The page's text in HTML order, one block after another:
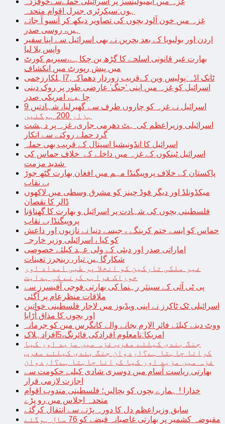
ہوں:سیکرٹری جنرل اقوام متحدہ
غزہ میں خون آلود بچوں کی تصاویر دیکھ کر آنسو آ جاتے
ہیں، روسی صدر
اردن اور بولیویا کے بعد بحرین نے بھی اسرائیل سے اپنا سفیر
واپس بلا لیا
بھارت غیر قانونی اسلحے کا گڑھ بن چکاہے،سپریم کورٹ
میں پیش رپورٹ میں انکشاف
ٹانک اڈہ:پولیس وین کےقریب زوردار دھماکہ,7اہلکارزخمی
اسرائیل کو غزہ میں اپنی ‘جنگ’ عارضی طور پر روک دینی
چاہیے، امریکی صدر
اسرائیل نے غزہ کو چاروں طرف سے گھیرلیا، شہادتیں 9
ہزار 200 ہوگئیں
اسرائیلی وزیراعظم کی ہٹ دھرمی جاری، غزہ پر دہشت
گرد حملے روکنے سے انکار
اسرائیل کا انڈونیشیا اسپتال کے قریب بھی حملہ
اسرائیل ٹینکوں کے غزہ میں داخلے کے خلاف حماس کی
پاکستان کے خلاف پروپیگنڈا مہم میں افغان بھارت گٹھ جوڑ
بے نقاب
میکڈونلڈ اور دیگر فوڈ چینز کو مشرق وسطی میں لاکھوں
ڈالر کا نقصان
فلسطینی بچوں کی شہادت پر اسرائیل و بھارت کا گھناؤنا
پروپیگنڈا بے نقاب
حماس کو ایسے ختم کرینگے ، جیسے دنیا نے نازیوں اور داعش
کو کیا ، اسرائیلی وزیر خارجہ
اماراتی صدر اور دبئی کے ولی عہد کیلئے خصوصی
شکارگاہیں تیار، رینجرز تعینات
غیر ملکی تارکین کو انخلا پر طبی امداد اور
خوراک فراہم کرنے کی ہدایت
پی ٹی آئی کے سینئر رہنما کی بھارتی فوجی آفیسرز سے
ملاقات منظرعام پر آگئی
اسرائیلی ٹک ٹاکرز نے اپنی ویڈیوز میں لاچار فلسطینی خواتین
اور بچوں کا مذاق اُڑایا
ووٹ دینے کیلئے فائر الارم بجانے والے کانگرس مین کو جرمانہ
امریکا:نامعلوم افرادکی فائرنگ،5افرادہلاک
جنگ بندی کیلئے مغرب غزہ میں مزید اور کیا
کرانا چاہتا ہے؟اردوان جنگ بندی کیلئے مغرب
غزہ میں مزید اور کیا کرانا چاہتا ہے؟اردوان
بھارتی ریاست آسام میں دوسری شادی کیلیے حکومت سے
اجازت لازمی قرار
خدارا ! ہمارے بچوں کو بچالیں؛ فلسطینی مندوب اقوام
متحدہ اجلاس میں رو پڑے
سابق وزیراعظم دل کا دورہ پڑنے سے انتقال کرگئے
مقبوضہ کشمیر پر بھارتی غاصبانہ قبضے کو 76 سال ہوگئے